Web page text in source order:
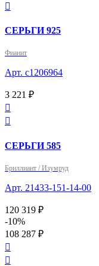

СЕРЬГИ 925
Фианит
Арт. с1206964
3 221 ₽


СЕРЬГИ 585
Бриллиант / Изумруд
Арт. 21433-151-14-00
120 319 ₽
-10%
108 287 ₽

